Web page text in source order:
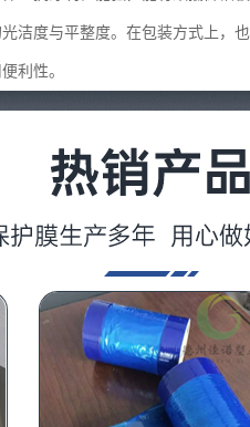
洁度与平整度。在包装方式上，
利性。